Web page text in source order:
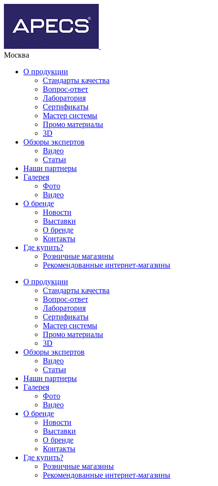
Москва
О продукции
Стандарты качества
Вопрос-ответ
Лаборатория
Сертификаты
Мастер системы
Промо материалы
3D
Обзоры экспертов
Видео
Статьи
Наши партнеры
Галерея
Фото
Видео
О бренде
Новости
Выставки
О бренде
Контакты
Где купить?
Розничные магазины
Рекомендованные интернет-магазины
О продукции
Стандарты качества
Вопрос-ответ
Лаборатория
Сертификаты
Мастер системы
Промо материалы
3D
Обзоры экспертов
Видео
Статьи
Наши партнеры
Галерея
Фото
Видео
О бренде
Новости
Выставки
О бренде
Контакты
Где купить?
Розничные магазины
Рекомендованные интернет-магазины